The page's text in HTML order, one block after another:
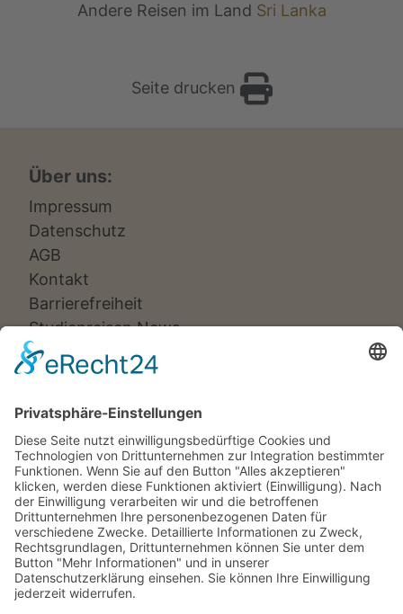
Andere Reisen im Land Sri Lanka
Seite drucken
Über uns:
Impressum
Datenschutz
AGB
Kontakt
Barrierefreiheit
Studienreisen News
Veranstalter:
Ameropa Reisen
Bavaria Fernreisen
Berge & Meer
Gebeco
Hauser exkursionen
Meiers Weltreisen
Nicko Cruises
SKR
Studiosus